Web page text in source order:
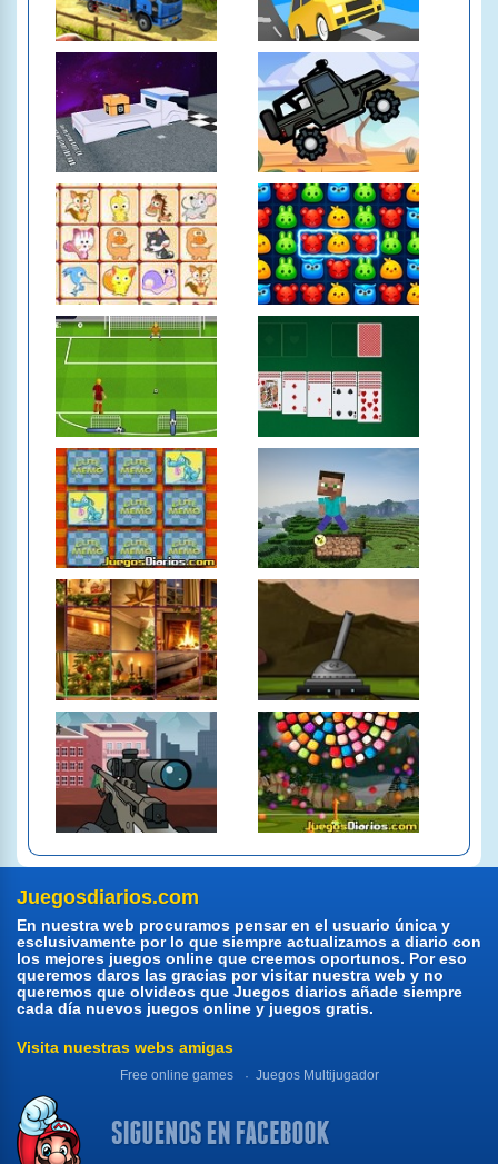
Juegosdiarios.com
En nuestra web procuramos pensar en el usuario única y
esclusivamente por lo que siempre actualizamos a diario con
los mejores juegos online que creemos oportunos. Por eso
queremos daros las gracias por visitar nuestra web y no
queremos que olvideos que Juegos diarios añade siempre
cada día nuevos juegos online y juegos gratis.
Visita nuestras webs amigas
Free online games Juegos Multijugador